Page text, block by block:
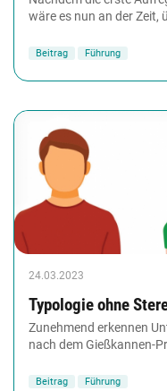
wäre es nun an der Zeit,
Beitrag Führung
24.03.2023
Typologie ohne
Zunehmend erkennen
nach dem Gießkannen-
Beitrag Führung